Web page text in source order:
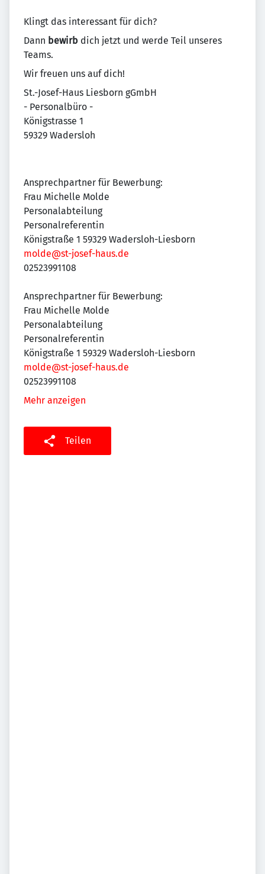
Klingt das interessant für dich?
Dann bewirb dich jetzt und werde Teil unseres
Teams.
Wir freuen uns auf dich!
St.-Josef-Haus Liesborn gGmbH
- Personalbüro -
Königstrasse 1
59329 Wadersloh
Ansprechpartner für Bewerbung:
Frau Michelle Molde
Personalabteilung
Personalreferentin
Königstraße 1 59329 Wadersloh-Liesborn
molde@st-josef-haus.de
02523991108
Ansprechpartner für Bewerbung:
Frau Michelle Molde
Personalabteilung
Personalreferentin
Königstraße 1 59329 Wadersloh-Liesborn
molde@st-josef-haus.de
02523991108
Mehr anzeigen
Teilen